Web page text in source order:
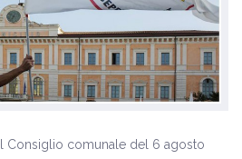
Consiglio comunale del 6 agosto